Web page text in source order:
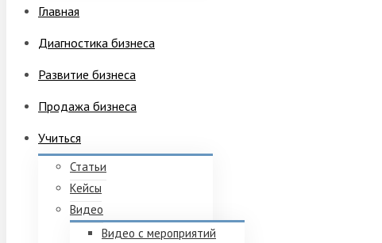
Главная
Диагностика бизнеса
Развитие бизнеса
Продажа бизнеса
Учиться
Статьи
Кейсы
Видео
Видео с мероприятий